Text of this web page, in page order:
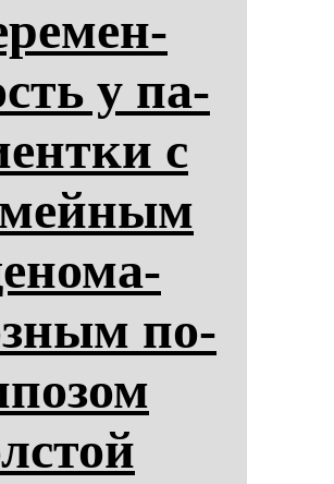
у па­
с
по­